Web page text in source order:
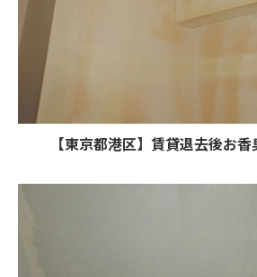
【東京都港区】賃貸退去後お